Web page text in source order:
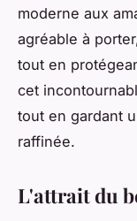
moderne aux
agréable à
tout en
cet
tout en gardant
raffinée.
L'attrait du